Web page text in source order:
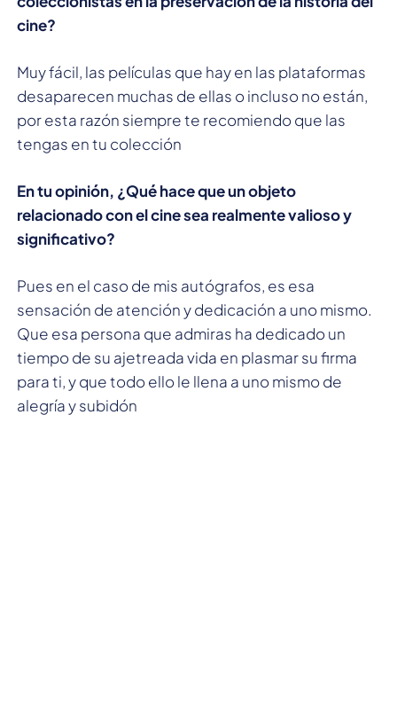
cine?
Muy fácil, las películas que hay en las plataformas
desaparecen muchas de ellas o incluso no están,
por esta razón siempre te recomiendo que las
tengas en tu colección
En tu opinión, ¿Qué hace que un objeto
relacionado con el cine sea realmente valioso y
significativo?
Pues en el caso de mis autógrafos, es esa
sensación de atención y dedicación a uno mismo.
Que esa persona que admiras ha dedicado un
tiempo de su ajetreada vida en plasmar su firma
para ti, y que todo ello le llena a uno mismo de
alegría y subidón